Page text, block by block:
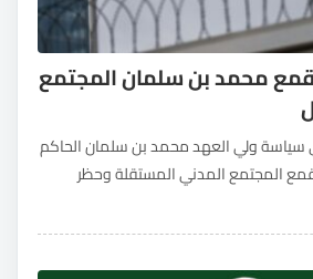
محمد بن سلمان المجتمع
ولي العهد محمد بن سلمان الحاكم
المجتمع المدني المستقلة وحظر